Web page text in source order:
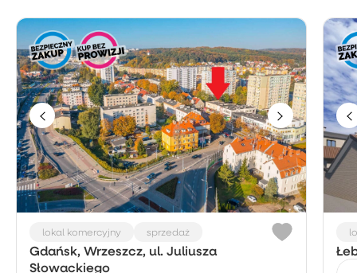
lokal komercyjny sprzedaż
Gdańsk, Wrzeszcz, ul. Juliusza
Słowackiego